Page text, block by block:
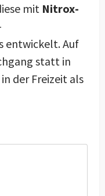
mit Nitrox-
entwickelt. Auf
statt in
der Freizeit als